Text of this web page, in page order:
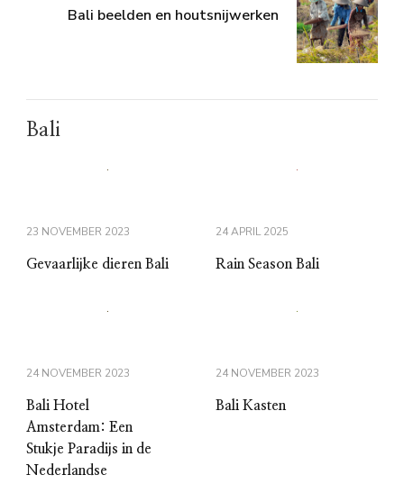
Bali beelden en houtsnijwerken
Bali
23 NOVEMBER 2023
Gevaarlijke dieren Bali
24 APRIL 2025
Rain Season Bali
24 NOVEMBER 2023
Bali Hotel
Amsterdam: Een
Stukje Paradijs in de
Nederlandse
24 NOVEMBER 2023
Bali Kasten